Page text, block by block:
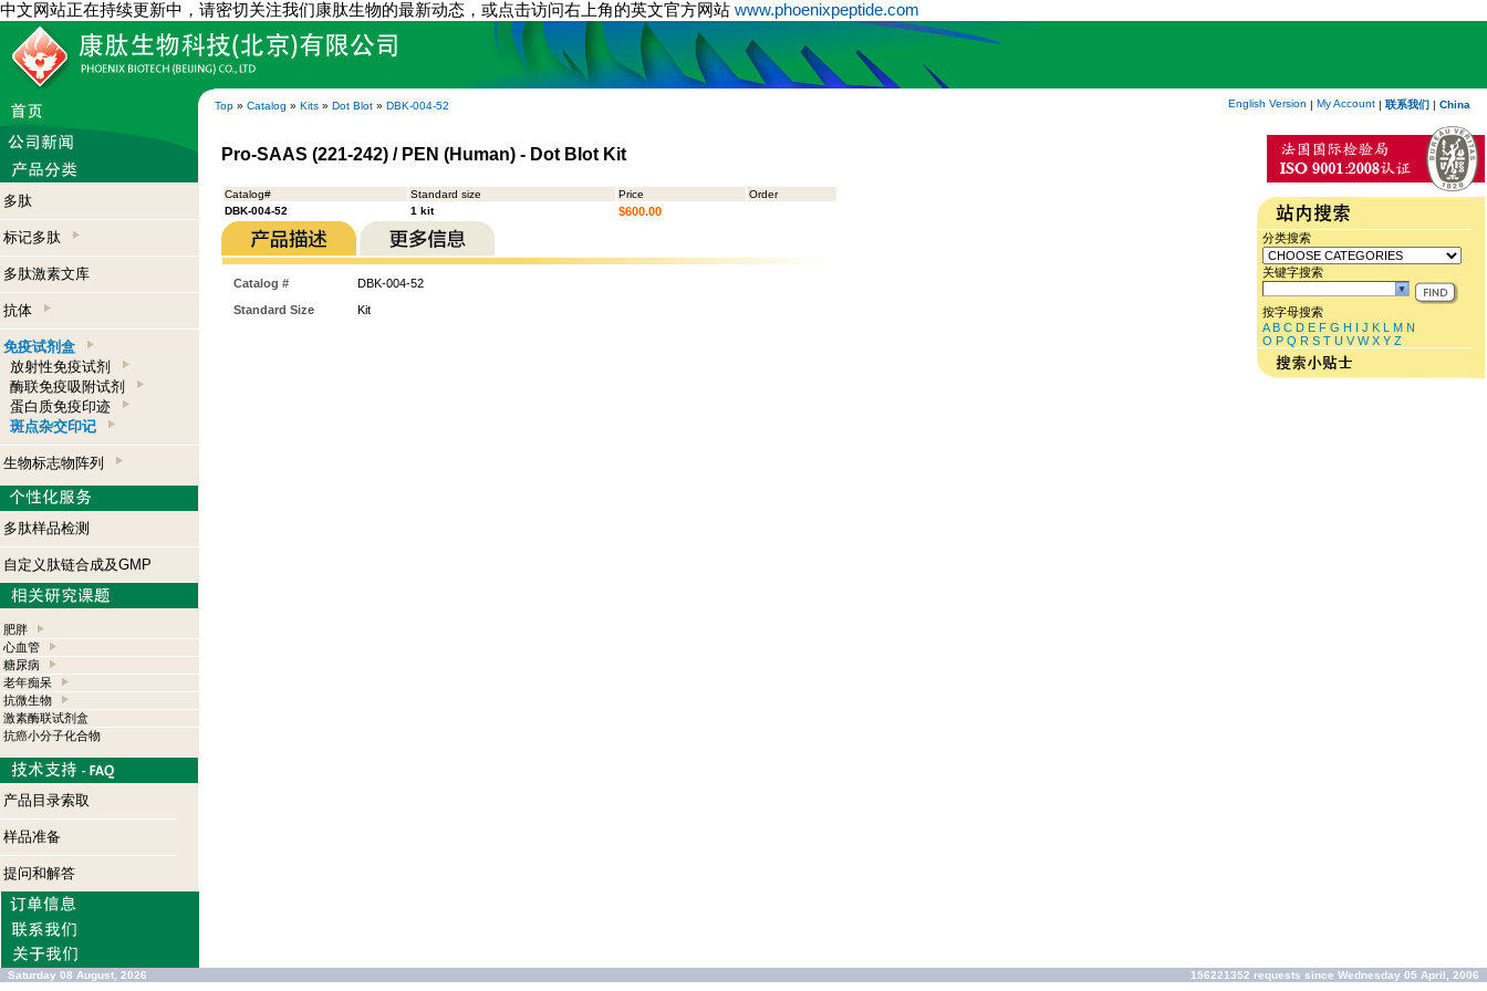
中文网站正在持续更新中，请密切关注我们康肽生物的最新动态，或点击访问右上角的英文官方网站 www.phoenixpeptide.com
Top » Catalog » Kits » Dot Blot » DBK-004-52 English Version | My Account | 联系我们 | China
多肽
标记多肽
多肽激素文库
抗体
免疫试剂盒
放射性免疫试剂
酶联免疫吸附试剂
蛋白质免疫印迹
斑点杂交印记
生物标志物阵列
多肽样品检测
自定义肽链合成及GMP
肥胖
心血管
糖尿病
老年痴呆
抗微生物
激素酶联试剂盒
抗癌小分子化合物
产品目录索取
样品准备
提问和解答
Pro-SAAS (221-242) / PEN (Human) - Dot Blot Kit
Catalog# Standard size Price
Order
DBK-004-52
1 kit $600.00
Catalog #
DBK-004-52
Standard Size
Kit
分类搜索
关键字搜索
按字母搜索
A B C D E F G H I J K L M N
O P Q R S T U V W X Y Z
Saturday 08 August, 2026 156221352 requests since Wednesday 05 April, 2006